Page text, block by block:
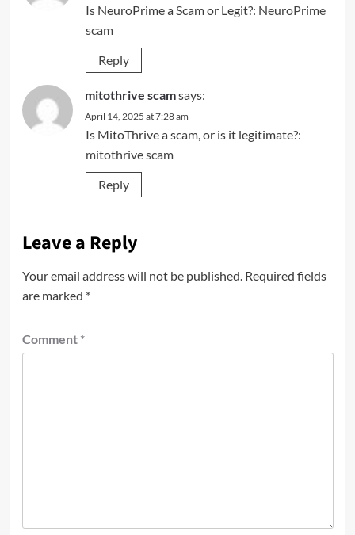
Is NeuroPrime a Scam or Legit?: NeuroPrime
scam
Reply
mitothrive scamsays:
April 14, 2025 at 7:28 am
Is MitoThrive a scam, or is it legitimate?:
mitothrive scam
Reply
Leave a Reply
Your email address will not be published. Required fields
are marked *
Comment *